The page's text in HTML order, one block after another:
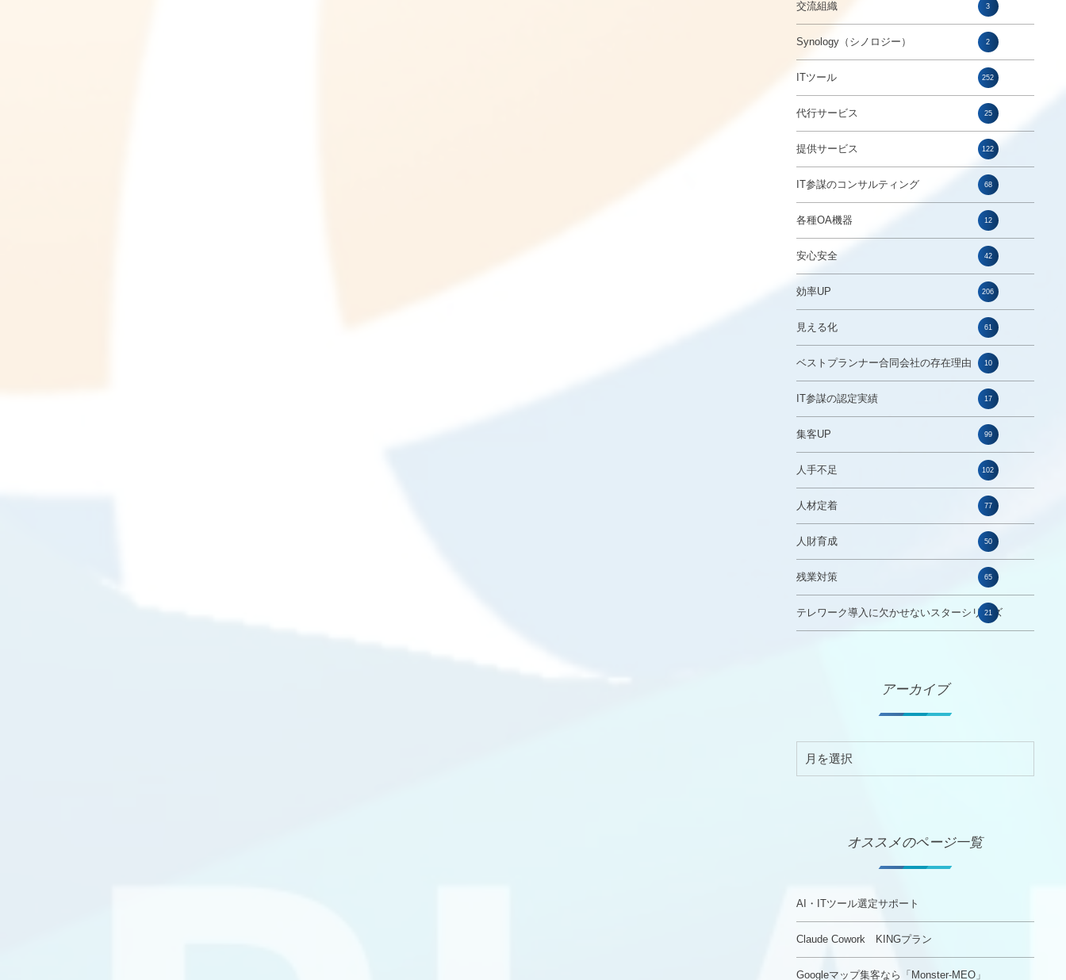
交流組織 3
Synology（シノロジー） 2
ITツール 252
代行サービス 25
提供サービス 122
IT参謀のコンサルティング 68
各種OA機器 12
安心安全 42
効率UP 206
見える化 61
ベストプランナー合同会社の存在理由 10
IT参謀の認定実績 17
集客UP 99
人手不足 102
人材定着 77
人財育成 50
残業対策 65
テレワーク導入に欠かせないスターシリーズ
21
アーカイブ
オススメのページ一覧
AI・ITツール選定サポート
Claude Cowork KINGプラン
Googleマップ集客なら「Monster-MEO」